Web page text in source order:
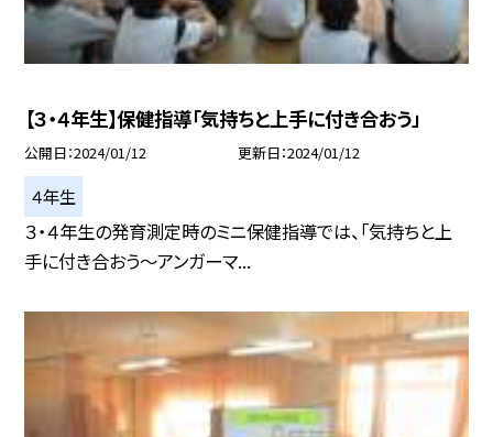
【３・４年生】保健指導「気持ちと上手に付き合おう」
公開日 2024/01/12 更新日 2024/01/12
４年生
３・４年生の発育測定時のミニ保健指導では、「気持ちと上
手に付き合おう〜アンガーマ...